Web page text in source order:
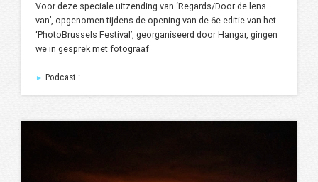
Voor deze speciale uitzending van ‘Regards/Door de lens
van’, opgenomen tijdens de opening van de 6e editie van het
‘PhotoBrussels Festival’, georganiseerd door Hangar, gingen
we in gesprek met fotograaf
► Podcast :